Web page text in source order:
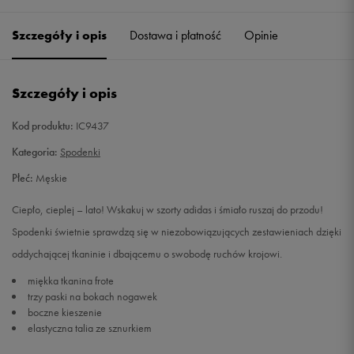
S Powiadom o dostępności
XL Powiadom o dostępności
Szczegóły i opis Dostawa i płatność Opinie
Szczegóły i opis
Kod produktu: IC9437
Kategoria: Spodenki
Płeć: Męskie
Ciepło, cieplej – lato! Wskakuj w szorty adidas i śmiało ruszaj do przodu!
Spodenki świetnie sprawdzą się w niezobowiązujących zestawieniach dzięki
oddychającej tkaninie i dbającemu o swobodę ruchów krojowi.
miękka tkanina frote
trzy paski na bokach nogawek
boczne kieszenie
elastyczna talia ze sznurkiem